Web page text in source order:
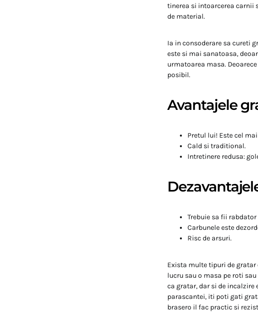
tinerea si intoarcerea carnii
de material.
Ia in consoderare sa cureti
este si mai sanatoasa,
urmatoarea masa.
posibil.
Avantajele
Pretul lui! Este cel
Cald si traditional.
Intretinere redusa:
Trebuie sa fii rabdator
Carbunele este
Risc de arsuri.
Exista multe tipuri de
lucru sau o masa pe roti
ca gratar, dar si de incalzire
parascantei, iti poti gati
brasero il fac practic si